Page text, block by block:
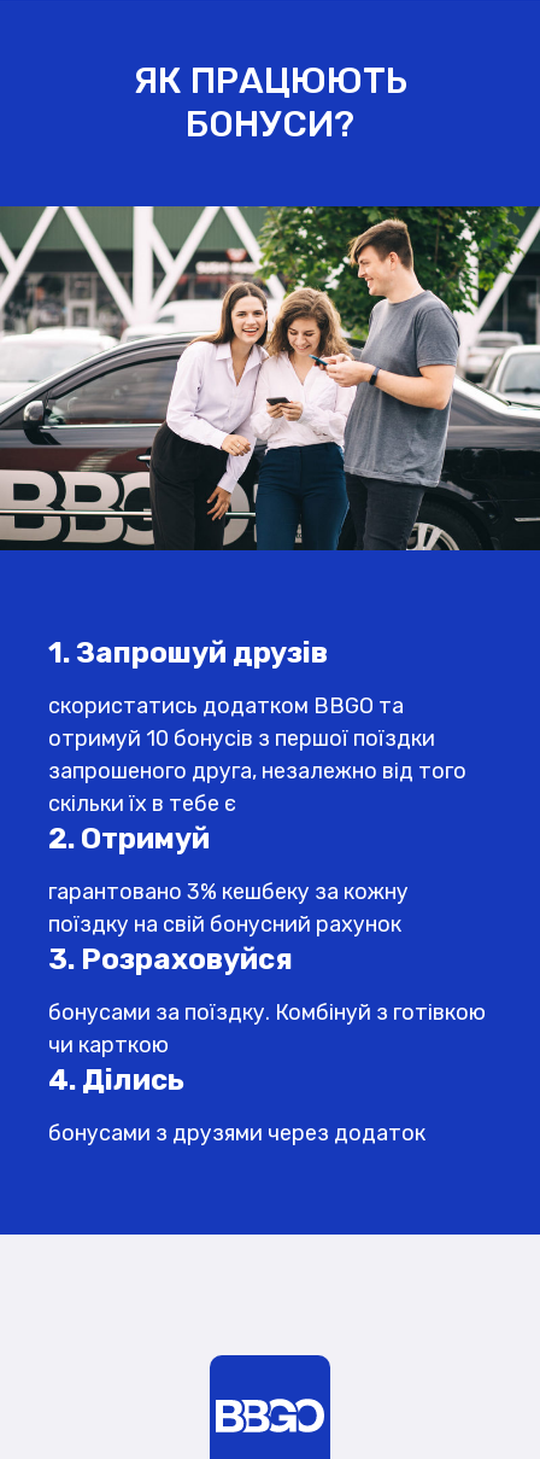
ЯК ПРАЦЮЮТЬ
БОНУСИ?
1. Запрошуй друзів
скористатись додатком BBGO та
отримуй 10 бонусів з першої поїздки
запрошеного друга, незалежно від того
скільки їх в тебе є
2. Отримуй
гарантовано 3% кешбеку за кожну
поїздку на свій бонусний рахунок
3. Розраховуйся
бонусами за поїздку. Комбінуй з готівкою
чи карткою
4. Ділись
бонусами з друзями через додаток